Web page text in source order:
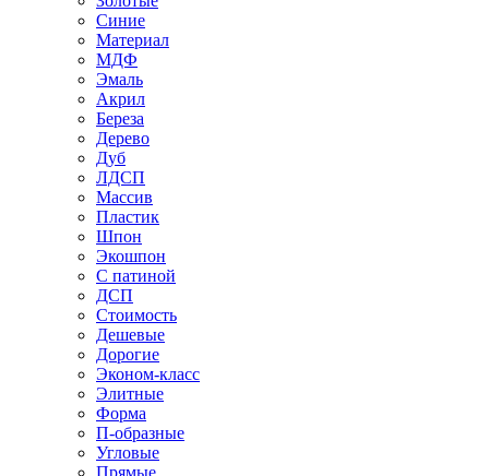
Синие
Материал
МДФ
Эмаль
Акрил
Береза
Дерево
Дуб
ЛДСП
Массив
Пластик
Шпон
Экошпон
С патиной
ДСП
Стоимость
Дешевые
Дорогие
Эконом-класс
Элитные
Форма
П-образные
Угловые
Прямые